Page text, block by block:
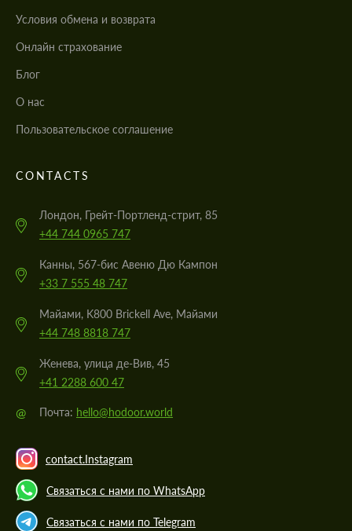
Условия обмена и возврата
Онлайн страхование
Блог
О нас
Пользовательское соглашение
CONTACTS
Лондон, Грейт-Портленд-стрит, 85
+44 744 0965 747
Канны, 567-бис Авеню Дю Кампон
+33 7 555 48 747
Майами, K800 Brickell Ave, Майами
+44 748 8818 747
Женева, улица де-Вив, 45
+41 2288 600 47
@ Почта: hello@hodoor.world
contact.Instagram
Связаться с нами по WhatsApp
Связаться с нами по Telegram